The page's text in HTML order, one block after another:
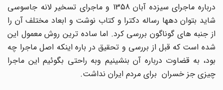
درباره ماجرای سیزده آبان 1358 و ماجرای تسخیر لانه جاسوسی
شاید بتوان دهها رساله دکترا و کتاب نوشت و ابعاد مختلف آن را
از جنبه های گوناگون بررسی کرد. اما ساده ترین روش معمول این
شده است که قبل از بررسی و تحقیق در باره اینکه اصل ماجرا چه
بود، به قضاوت درباره آن بنشینیم وبه راحتی بگوئیم این ماجرا
چیزی جز خسران برای مردم ایران نداشت.